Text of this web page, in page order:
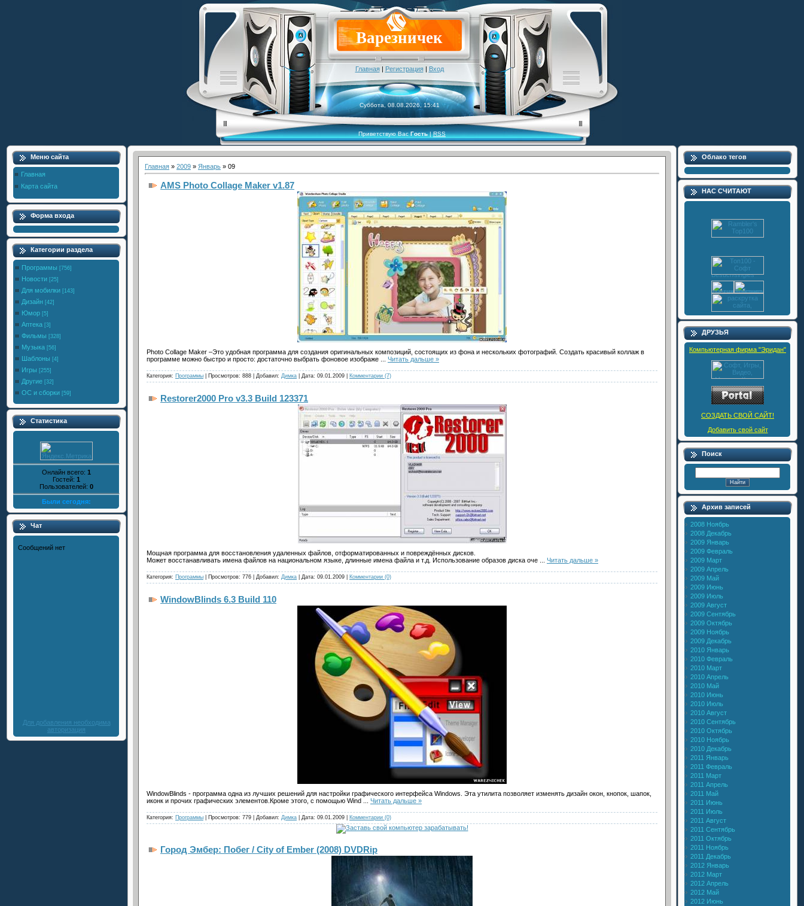
Варезничек
Главная| Регистрация| Вход
Суббота, 08.08.2026, 15:41
Приветствую Вас Гость|RSS
Меню сайта
Главная
Карта сайта
Форма входа
Категории раздела
Программы [756]
Новости [25]
Для мобилки [143]
Дизайн [42]
Юмор [5]
Аптека [3]
Фильмы [328]
Музыка [56]
Шаблоны [4]
Игры [255]
Другие [32]
ОС и сборки [59]
Статистика
Онлайн всего: 1
Гостей: 1
Пользователей: 0
Были сегодня:
Чат
Для добавления необходима
авторизация
Главная » 2009 » Январь » 09
AMS Photo Collage Maker v1.87
Photo Collage Maker –Это удобная программа для создания оригинальных композиций, состоящих из фона и нескольких фотографий. Создать красивый коллаж в
программе можно быстро и просто: достаточно выбрать фоновое изображе
Читать дальше »
Категория: Программы | Просмотров: 888 | Добавил: Димка | Дата: 09.01.2009 Комментарии (7)
Restorer2000 Pro v3.3 Build 123371
Мощная программа для восстановления удаленных файлов, отформатированных и повреждённых дисков.
Может восстанавливать имена файлов на национальном языке, длинные имена файла и т.д. Использование образов диска оче
Читать дальше »
Категория: Программы | Просмотров: 776 | Добавил: Димка | Дата: 09.01.2009 Комментарии (0)
WindowBlinds 6.3 Build 110
WindowBlinds - программа одна из лучших решений для настройки графического интерфейса Windows. Эта утилита позволяет изменять дизайн окон, кнопок, шапок,
иконк и прочих графических элементов.Кроме этого, с помощью Wind
Читать дальше »
Категория: Программы | Просмотров: 779 | Добавил: Димка | Дата: 09.01.2009 Комментарии (0)
Город Эмбер: Побег / City of Ember (2008) DVDRip
Облако тегов
НАС СЧИТАЮТ
ДРУЗЬЯ
Компьютерная фирма "Эридан"
СОЗДАТЬ СВОЙ САЙТ!
Добавить свой сайт
Поиск
Архив записей
2008 Ноябрь
2008 Декабрь
2009 Январь
2009 Февраль
2009 Март
2009 Апрель
2009 Май
2009 Июнь
2009 Июль
2009 Август
2009 Сентябрь
2009 Октябрь
2009 Ноябрь
2009 Декабрь
2010 Январь
2010 Февраль
2010 Март
2010 Апрель
2010 Май
2010 Июнь
2010 Июль
2010 Август
2010 Сентябрь
2010 Октябрь
2010 Ноябрь
2010 Декабрь
2011 Январь
2011 Февраль
2011 Март
2011 Апрель
2011 Май
2011 Июнь
2011 Июль
2011 Август
2011 Сентябрь
2011 Октябрь
2011 Ноябрь
2011 Декабрь
2012 Январь
2012 Март
2012 Апрель
2012 Май
2012 Июнь